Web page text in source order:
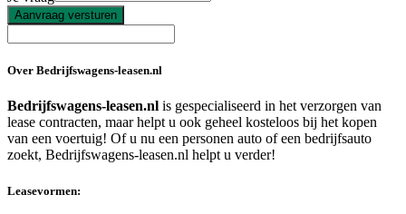
Aanvraag versturen
Over Bedrijfswagens-leasen.nl
Bedrijfswagens-leasen.nl is gespecialiseerd in het verzorgen van
lease contracten, maar helpt u ook geheel kosteloos bij het kopen
van een voertuig! Of u nu een personen auto of een bedrijfsauto
zoekt, Bedrijfswagens-leasen.nl helpt u verder!
Leasevormen: